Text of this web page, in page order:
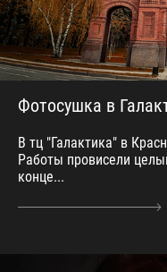
Фотосушка в
В тц "Галактика" в
Работы провисели
конце...